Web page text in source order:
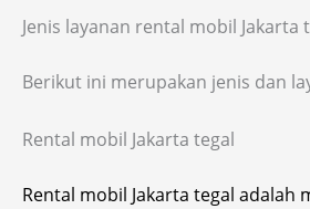
Jenis layanan rental mobil Jakarta
Berikut ini merupakan jenis dan
Rental mobil Jakarta tegal
Rental mobil Jakarta tegal